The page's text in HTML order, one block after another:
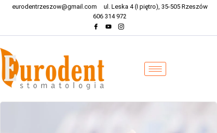
eurodentrzeszow@gmail.com
ul. Leska 4 (I piętro), 35-505 Rzeszów
606 314 972